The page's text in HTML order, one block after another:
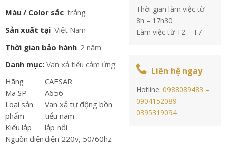
Màu / Color sắc trắng
Sản xuất tại Việt Nam
Thời gian bảo hành 2 năm
Danh mục: Van xả tiểu cảm ứng
Hãng
CAESAR
Mã SP
A656
Loại sản
phẩm
Van xả tự động bồn
tiểu nam
Kiểu lắp
lắp nổi
Nguồn điệnđiện 220v, 50/60hz
Thời gian làm việc từ
8h – 17h30
Làm việc từ T2 – T7
Liên hệ ngay
Hotline:0988089483 –
0904152089 –
0395319094